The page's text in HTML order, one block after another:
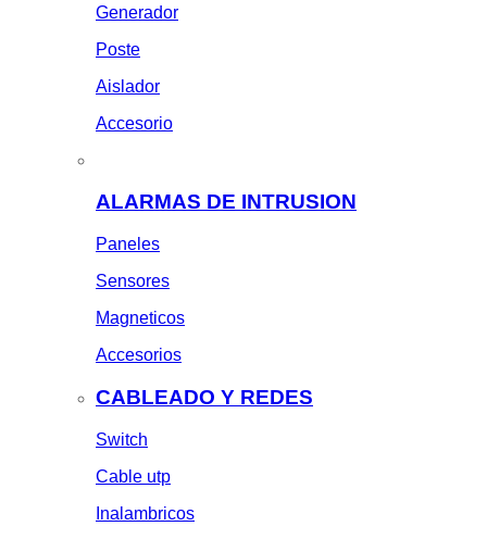
Generador
Poste
Aislador
Accesorio
ALARMAS DE INTRUSION
Paneles
Sensores
Magneticos
Accesorios
CABLEADO Y REDES
Switch
Cable utp
Inalambricos